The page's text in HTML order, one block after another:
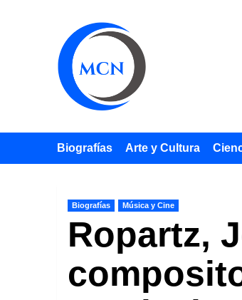
Biografías Arte y Cultura
Biografías Música y Cine
Ropartz,